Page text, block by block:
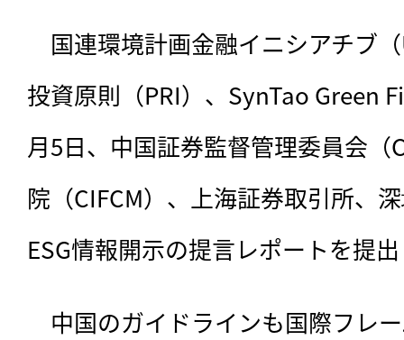
国連環境計画金融イニシアチブ
投資原則（PRI）、SynTao Green
月5日、中国証券監督管理委員会（
院（CIFCM）、上海証券取引所、
ESG情報開示の提言レポートを提
中国のガイドラインも国際フレ